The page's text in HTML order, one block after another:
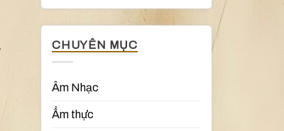
CHUYÊN MỤC
Âm Nhạc
Ẩm thực